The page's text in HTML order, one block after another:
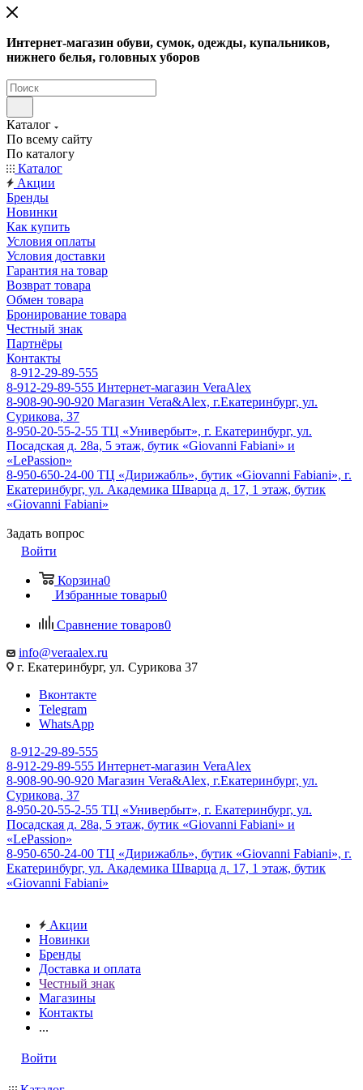
Интернет-магазин обуви, сумок, одежды, купальников,
нижнего белья, головных уборов
Каталог
По всему сайту
По каталогу
Каталог
Акции
Бренды
Новинки
Как купить
Условия оплаты
Условия доставки
Гарантия на товар
Возврат товара
Обмен товара
Бронирование товара
Честный знак
Партнёры
Контакты
8-912-29-89-555
8-912-29-89-555 Интернет-магазин VeraAlex
8-908-90-90-920 Магазин Vera&Alex, г.Екатеринбург, ул.
Сурикова, 37
8-950-20-55-2-55 ТЦ «Универбыт», г. Екатеринбург, ул.
Посадская д. 28а, 5 этаж, бутик «Giovanni Fabiani» и
«LePassion»
8-950-650-24-00 ТЦ «Дирижабль», бутик «Giovanni Fabiani», г.
Екатеринбург, ул. Академика Шварца д. 17, 1 этаж, бутик
«Giovanni Fabiani»
Задать вопрос
Войти
Корзина0
Избранные товары0
Сравнение товаров0
info@veraalex.ru
г. Екатеринбург, ул. Сурикова 37
Вконтакте
Telegram
WhatsApp
8-912-29-89-555
8-912-29-89-555 Интернет-магазин VeraAlex
8-908-90-90-920 Магазин Vera&Alex, г.Екатеринбург, ул.
Сурикова, 37
8-950-20-55-2-55 ТЦ «Универбыт», г. Екатеринбург, ул.
Посадская д. 28а, 5 этаж, бутик «Giovanni Fabiani» и
«LePassion»
8-950-650-24-00 ТЦ «Дирижабль», бутик «Giovanni Fabiani», г.
Екатеринбург, ул. Академика Шварца д. 17, 1 этаж, бутик
«Giovanni Fabiani»
Акции
Новинки
Бренды
Доставка и оплата
Честный знак
Магазины
Контакты
...
Войти